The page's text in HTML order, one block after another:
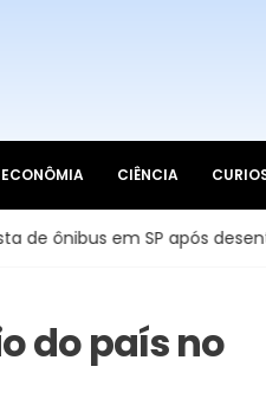
ECONÔMIA CIÊNCIA
SP após desentendimento
do país no